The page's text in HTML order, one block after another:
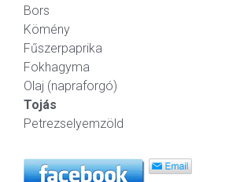
Bors
Kömény
Fűszerpaprika
Fokhagyma
Olaj (napraforgó)
Tojás
Petrezselyemzöld